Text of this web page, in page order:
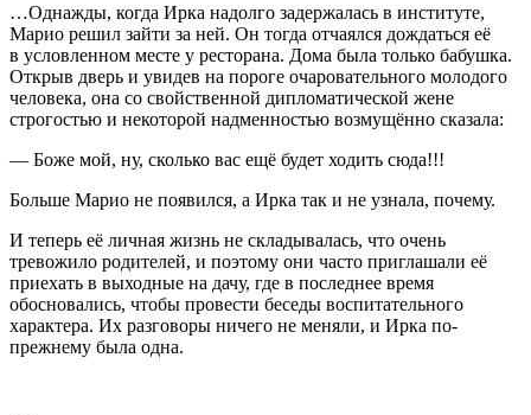
…Однажды, когда Ирка надолго задержалась в институте,
Марио решил зайти за ней. Он тогда отчаялся дождаться её
в условленном месте у ресторана. Дома была только бабушка.
Открыв дверь и увидев на пороге очаровательного молодого
человека, она со свойственной дипломатической жене
строгостью и некоторой надменностью возмущённо сказала:
— Боже мой, ну, сколько вас ещё будет ходить сюда!!!
Больше Марио не появился, а Ирка так и не узнала, почему.
И теперь её личная жизнь не складывалась, что очень
тревожило родителей, и поэтому они часто приглашали её
приехать в выходные на дачу, где в последнее время
обосновались, чтобы провести беседы воспитательного
характера. Их разговоры ничего не меняли, и Ирка по-
прежнему была одна.